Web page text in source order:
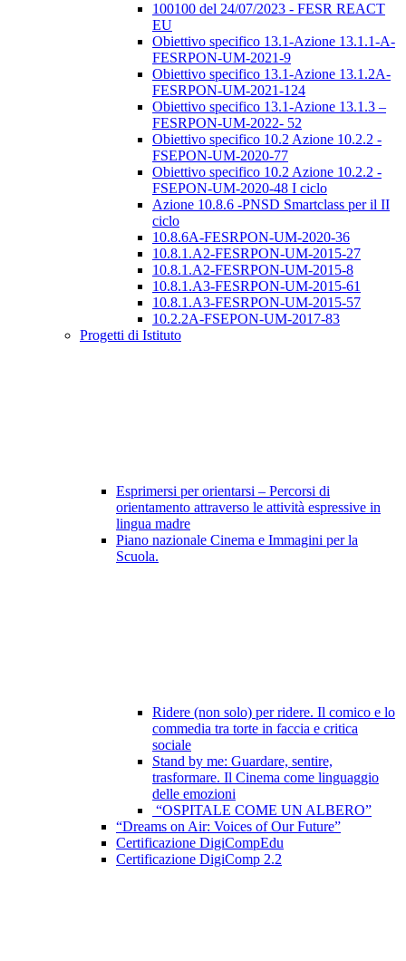
100100 del 24/07/2023 - FESR REACT
EU
Obiettivo specifico 13.1-Azione 13.1.1-A-
FESRPON-UM-2021-9
Obiettivo specifico 13.1-Azione 13.1.2A-
FESRPON-UM-2021-124
Obiettivo specifico 13.1-Azione 13.1.3 –
FESRPON-UM-2022- 52
Obiettivo specifico 10.2 Azione 10.2.2 -
FSEPON-UM-2020-77
Obiettivo specifico 10.2 Azione 10.2.2 -
FSEPON-UM-2020-48 I ciclo
Azione 10.8.6 -PNSD Smartclass per il II
ciclo
10.8.6A-FESRPON-UM-2020-36
10.8.1.A2-FESRPON-UM-2015-27
10.8.1.A2-FESRPON-UM-2015-8
10.8.1.A3-FESRPON-UM-2015-61
10.8.1.A3-FESRPON-UM-2015-57
10.2.2A-FSEPON-UM-2017-83
Progetti di Istituto
Esprimersi per orientarsi – Percorsi di
orientamento attraverso le attività espressive in
lingua madre
Piano nazionale Cinema e Immagini per la
Scuola.
Ridere (non solo) per ridere. Il comico e lo
commedia tra torte in faccia e critica
sociale
Stand by me: Guardare, sentire,
trasformare. Il Cinema come linguaggio
delle emozioni
“OSPITALE COME UN ALBERO”
“Dreams on Air: Voices of Our Future”
Certificazione DigiCompEdu
Certificazione DigiComp 2.2